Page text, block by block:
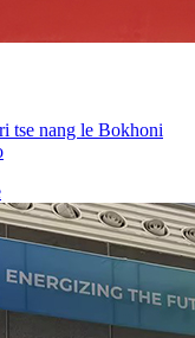
tse nang le Bokhoni